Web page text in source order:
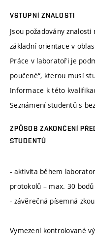
VSTUPNÍ ZNALOSTI
Jsou požadovány
základní orientace v
Práce v laboratoři je
poučené“, kterou musí
Informace k této
Seznámení studentů s
ZPŮSOB ZAKONČENÍ
STUDENTŮ
- aktivita během
protokolů – max. 30 bodů
- závěrečná písemná
Vymezení kontrolované